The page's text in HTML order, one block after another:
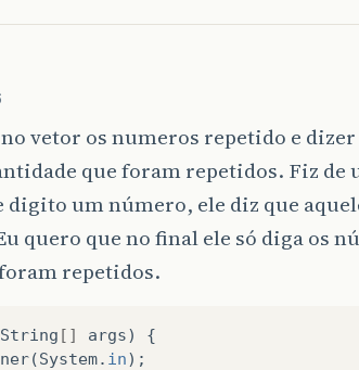
vetor os numeros repetido e
que foram repetidos. Fiz de
digito um número, ele diz que
quero que no final ele só diga os
repetidos.
String [] args)
{
(System. in);